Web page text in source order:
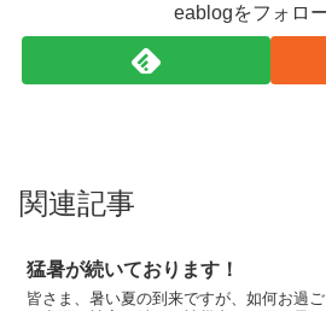
eablogをフォロ
関連記事
猛暑が続いております！
皆さま、暑い夏の到来ですが、如何お過